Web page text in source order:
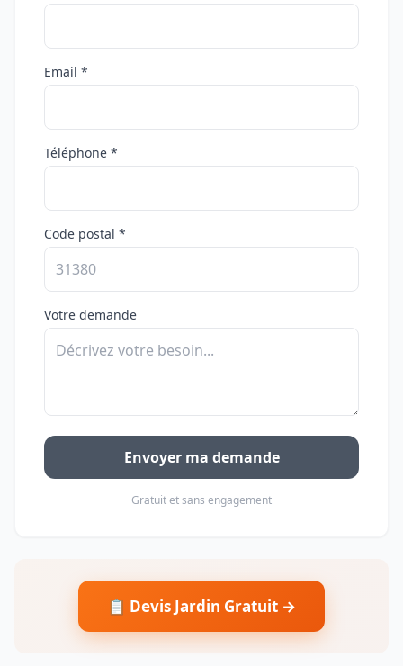
Email *
Téléphone *
Code postal *
Votre demande
Envoyer ma demande
Gratuit et sans engagement
📋 Devis Jardin Gratuit →